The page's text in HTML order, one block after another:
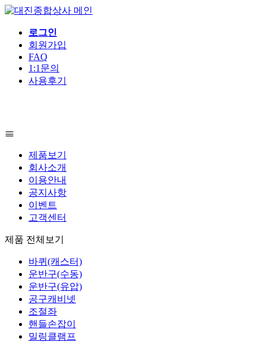
로그인
회원가입
FAQ
1:1문의
사용후기
제품보기
회사소개
이용안내
공지사항
이벤트
고객센터
제품 전체보기
바퀴(캐스터)
운반구(수동)
운반구(유압)
공구캐비넷
조절좌
핸들손잡이
밀링클램프